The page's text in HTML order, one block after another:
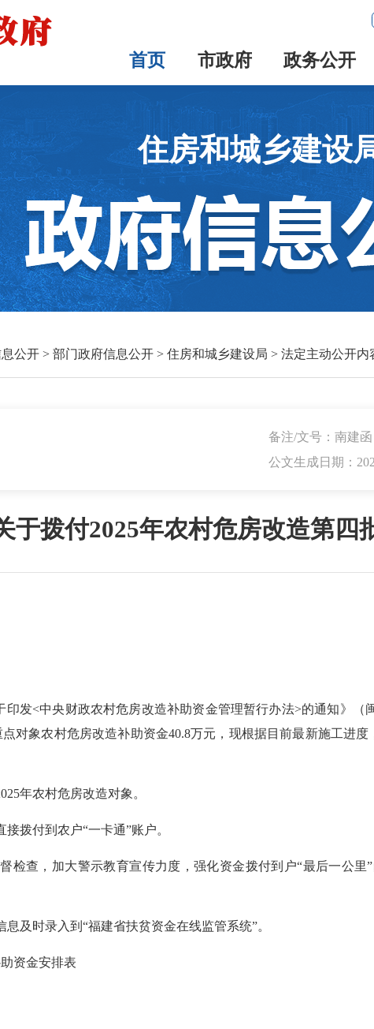
首页 市政府 政务公开
住房和城乡建设
公开> 部门政府信息公开> 住房和城乡建设局 > 法定主动公开内
备注/文号：南建函
公文生成日期：
于拨付2025年农村危房改造第四
<中央财政农村危房改造补助资金管理暂行办法>的通知》（
对象农村危房改造补助资金40.8万元，现根据目前最新施工进
年农村危房改造对象。
拨付到农户“一卡通”账户。
查，加大警示教育宣传力度，强化资金拨付到户“最后一公里
时录入到“福建省扶贫资金在线监管系统”。
资金安排表